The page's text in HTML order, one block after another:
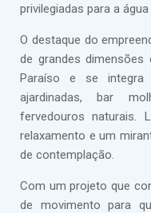
privilegiadas para a
O destaque do
de grandes
Paraíso e se
ajardinadas, bar
fervedouros naturais.
relaxamento e um
de contemplação.
Com um projeto que
de movimento para